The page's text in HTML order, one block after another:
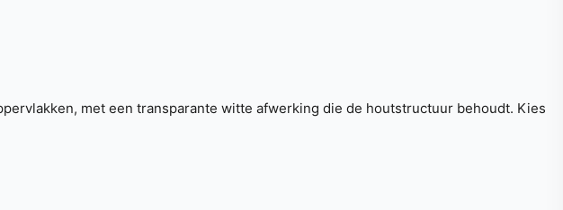
met een transparante witte afwerking die de houtstructuur behoudt. Kies